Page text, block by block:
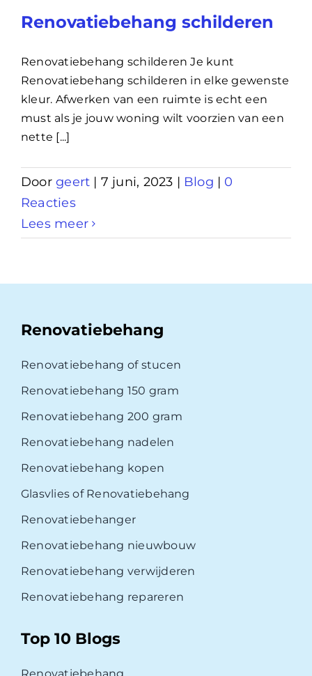
Renovatiebehang schilderen
Renovatiebehang schilderen Je kunt
Renovatiebehang schilderen in elke gewenste
kleur. Afwerken van een ruimte is echt een
must als je jouw woning wilt voorzien van een
nette [...]
Doorgeert | 7 juni, 2023 | Blog | 0
Reacties
Lees meer
Renovatiebehang
Renovatiebehang of stucen
Renovatiebehang 150 gram
Renovatiebehang 200 gram
Renovatiebehang nadelen
Renovatiebehang kopen
Glasvlies of Renovatiebehang
Renovatiebehanger
Renovatiebehang nieuwbouw
Renovatiebehang verwijderen
Renovatiebehang repareren
Top 10 Blogs